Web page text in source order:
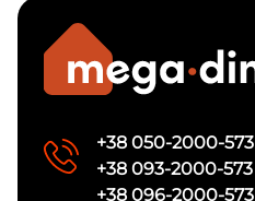
+38 050-2000-573
+38 093-2000-573
+38 096-2000-573